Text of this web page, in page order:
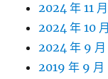
2024 年 11 月
2024 年 10 月
2024 年 9 月
2019 年 9 月